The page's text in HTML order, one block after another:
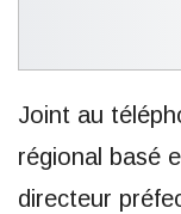
Joint au
régional basé
directeur